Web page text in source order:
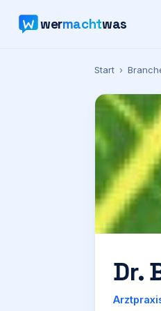
wermachtwas
Start ›
Dr.